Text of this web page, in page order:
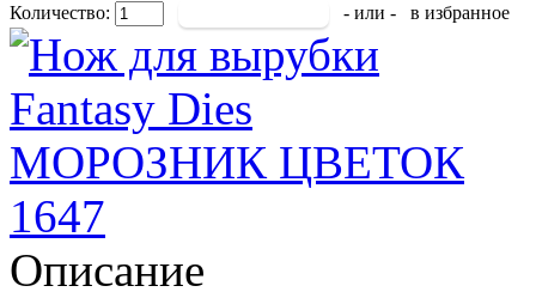
Количество: - или - в избранное
Описание